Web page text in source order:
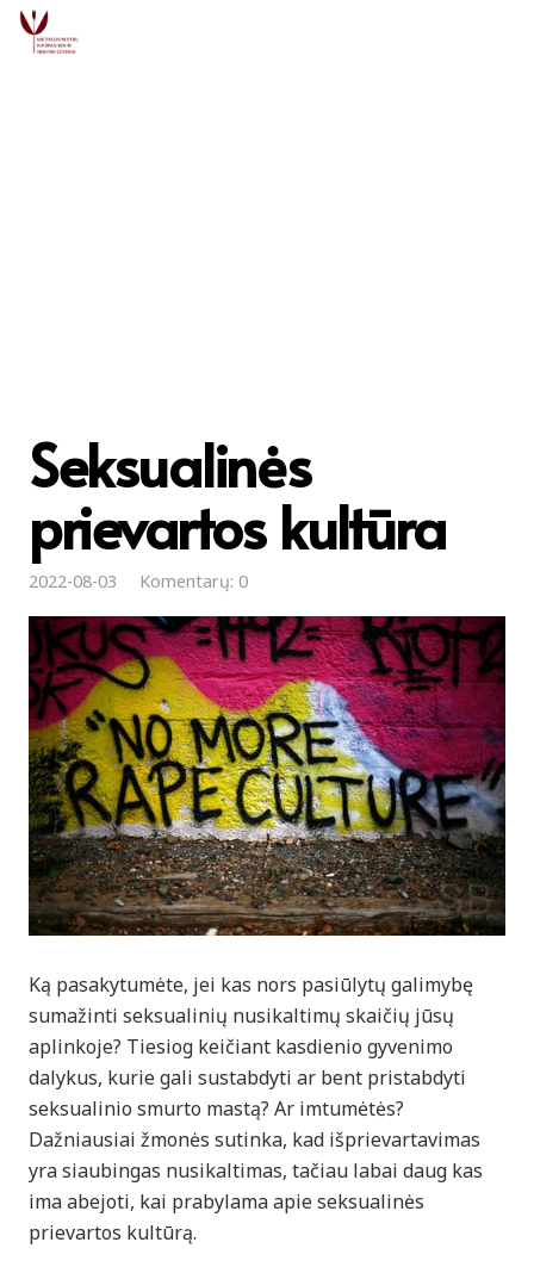
Seksualinės
prievartos kultūra
2022-08-03 Komentarų: 0
Ką pasakytumėte, jei kas nors pasiūlytų galimybę
sumažinti seksualinių nusikaltimų skaičių jūsų
aplinkoje? Tiesiog keičiant kasdienio gyvenimo
dalykus, kurie gali sustabdyti ar bent pristabdyti
seksualinio smurto mastą? Ar imtumėtės?
Dažniausiai žmonės sutinka, kad išprievartavimas
yra siaubingas nusikaltimas, tačiau labai daug kas
ima abejoti, kai prabylama apie seksualinės
prievartos kultūrą.